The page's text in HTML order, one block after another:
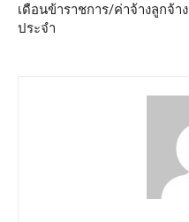
เดือนข้าราชการ/ค่าจ้างลูกจ้าง
ประจำ